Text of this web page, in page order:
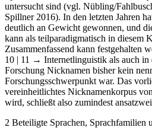
untersucht sind (vgl. Nübling/
Spillner 2016). In den letzten Jahren
deutlich an Gewicht gewonnen, und
kann als teilparadigmatisch in diesem
Zusammenfassend kann festgehalten
10 | 11 → Internetlinguistik als auch in
Forschung Nicknamen bisher kein
Forschungsschwerpunkt war. Das
vereinheitlichtes Nicknamenkorpus
wird, schließt also zumindest
2 Beteiligte Sprachen, Sprachfamilien